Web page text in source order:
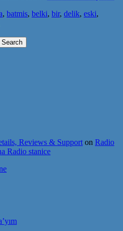
, batmis, belki, bir, delik, eski,
Search
Reviews & Support on Radio
Radio stanice